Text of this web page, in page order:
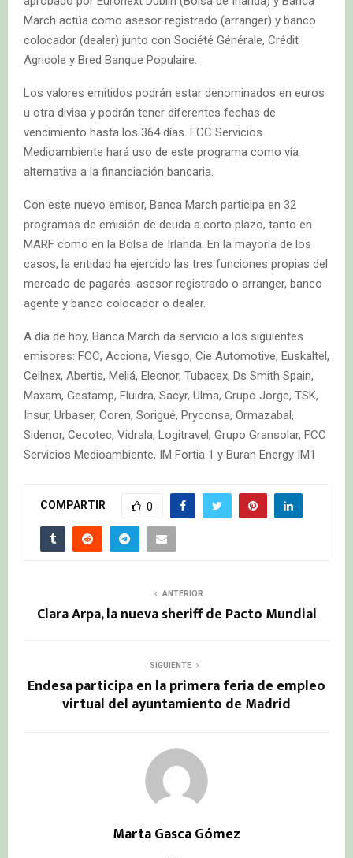
March actúa como asesor registrado (arranger) y banco
colocador (dealer) junto con Société Générale, Crédit
Agricole y Bred Banque Populaire.
Los valores emitidos podrán estar denominados en euros
u otra divisa y podrán tener diferentes fechas de
vencimiento hasta los 364 días. FCC Servicios
Medioambiente hará uso de este programa como vía
alternativa a la financiación bancaria.
Con este nuevo emisor, Banca March participa en 32
programas de emisión de deuda a corto plazo, tanto en
MARF como en la Bolsa de Irlanda. En la mayoría de los
casos, la entidad ha ejercido las tres funciones propias del
mercado de pagarés: asesor registrado o arranger, banco
agente y banco colocador o dealer.
A día de hoy, Banca March da servicio a los siguientes
emisores: FCC, Acciona, Viesgo, Cie Automotive, Euskaltel,
Cellnex, Abertis, Meliá, Elecnor, Tubacex, Ds Smith Spain,
Maxam, Gestamp, Fluidra, Sacyr, Ulma, Grupo Jorge, TSK,
Insur, Urbaser, Coren, Sorigué, Pryconsa, Ormazabal,
Sidenor, Cecotec, Vidrala, Logitravel, Grupo Gransolar, FCC
Servicios Medioambiente, IM Fortia 1 y Buran Energy IM1
COMPARTIR 0
ANTERIOR
Clara Arpa, la nueva sheriff de Pacto Mundial
SIGUIENTE
Endesa participa en la primera feria de empleo
virtual del ayuntamiento de Madrid
Marta Gasca Gómez